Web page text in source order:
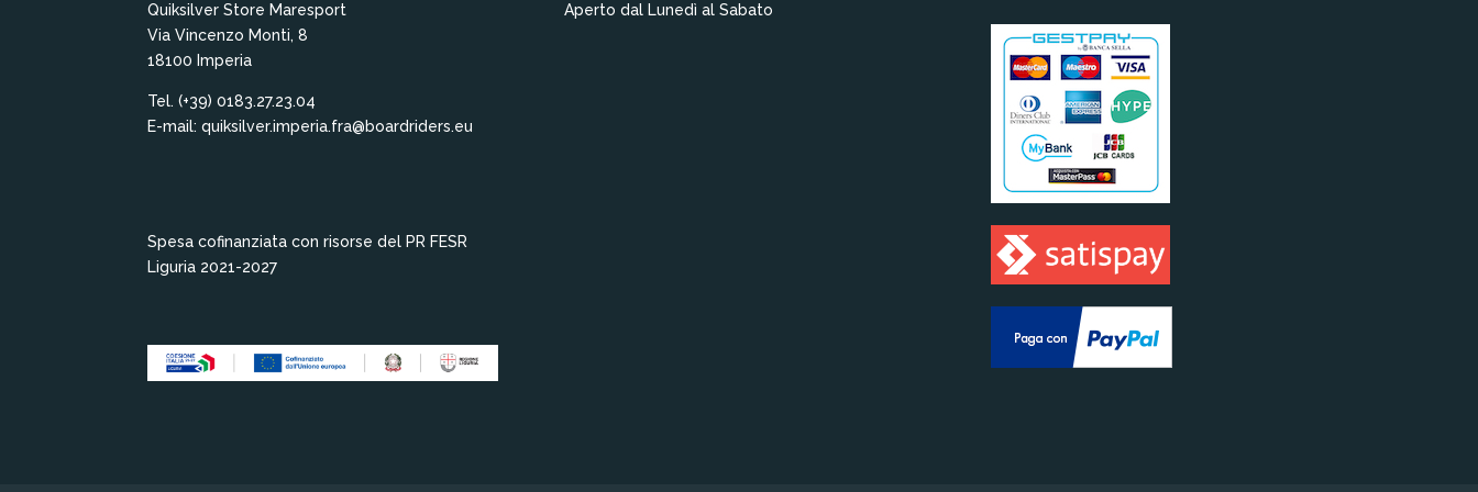
Quiksilver Store Maresport
Via Vincenzo Monti, 8
18100 Imperia
Tel. (+39) 0183.27.23.04
E-mail: quiksilver.imperia.fra@boardriders.eu
Spesa cofinanziata con risorse del PR FESR
Liguria 2021-2027
Aperto dal Lunedì al Sabato